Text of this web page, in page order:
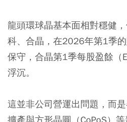
龍頭環球晶基本面相對穩健
科、合晶，在2026年第1季
保守，合晶第1季每股盈餘（
浮沉。
這並非公司營運出問題，而